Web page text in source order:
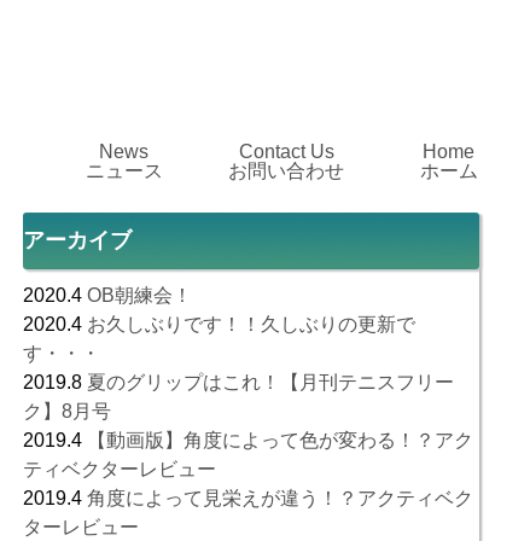
News
ニュース
Contact Us
お問い合わせ
Home
ホーム
アーカイブ
2020.4 OB朝練会！
2020.4 お久しぶりです！！久しぶりの更新で
す・・・
2019.8 夏のグリップはこれ！【月刊テニスフリー
ク】8月号
2019.4
【動画版】角度によって色が変わる！？アク
ティベクターレビュー
2019.4 角度によって見栄えが違う！？アクティベク
ターレビュー